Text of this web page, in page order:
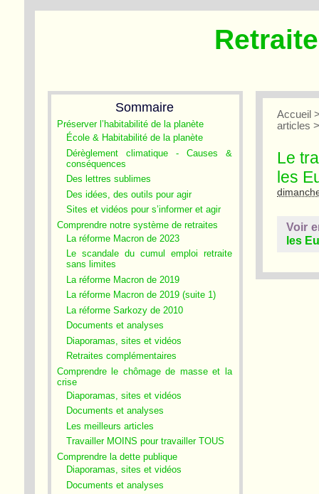
Sommaire
Préserver l’habitabilité de la planète
École & Habitabilité de la planète
Dérèglement climatique - Causes &
conséquences
Des lettres sublimes
Des idées, des outils pour agir
Sites et vidéos pour s’informer et agir
Comprendre notre système de retraites
La réforme Macron de 2023
Le scandale du cumul emploi retraite
sans limites
La réforme Macron de 2019
La réforme Macron de 2019 (suite 1)
La réforme Sarkozy de 2010
Documents et analyses
Diaporamas, sites et vidéos
Retraites complémentaires
Comprendre le chômage de masse et la
crise
Diaporamas, sites et vidéos
Documents et analyses
Les meilleurs articles
Travailler MOINS pour travailler TOUS
Comprendre la dette publique
Diaporamas, sites et vidéos
Documents et analyses
Accueil
articles
Le
les
Voir
les